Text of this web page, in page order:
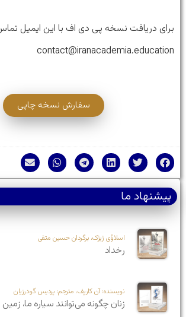
برای دریافت نسخه پی دی اف با این ایمیل
contact@iranacademia.education
سفارش نسخه چاپی
پیشنهاد ما
اسلاوُی ژیژک، برگردان حسین متقی
رخداد
نویسنده: آن کارپف، مترجم: پردیس گودرزیان
زنان چگونه می‌توانند سیاره ما،